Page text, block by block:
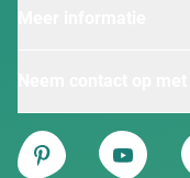
Van Heijster
Pinterest
YouTube